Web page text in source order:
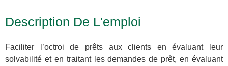
Description De L'emploi
Faciliter l’octroi de prêts aux clients en évaluant leur
solvabilité et en traitant les demandes de prêt, en évaluant